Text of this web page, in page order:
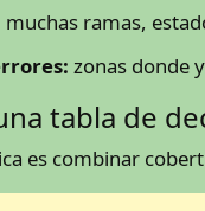
muchas ramas,
zonas donde
tabla de
es combinar